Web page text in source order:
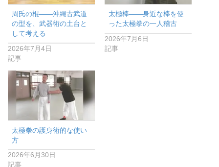
周氏の棍——沖縄古武道
の型を、武器術の土台と
して考える
2026年7月4日
記事
太極棒——身近な棒を使
った太極拳の一人稽古
2026年7月6日
記事
太極拳の護身術的な使い
方
2026年6月30日
記事